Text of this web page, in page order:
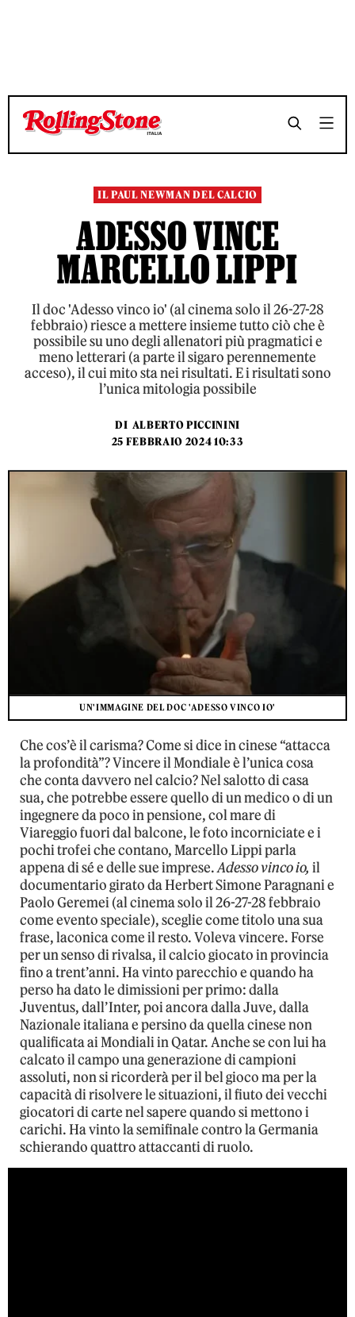
TEMPO DI LETTURA 7 MINUTI SHARE
TEMPO DI LETTURA 7 MINUTI SHARE
IL PAUL NEWMAN DEL CALCIO
ADESSO VINCE
MARCELLO LIPPI
Il doc 'Adesso vinco io' (al cinema solo il 26-27-28
febbraio) riesce a mettere insieme tutto ciò che è
possibile su uno degli allenatori più pragmatici e
meno letterari (a parte il sigaro perennemente
acceso), il cui mito sta nei risultati. E i risultati sono
l’unica mitologia possibile
DI ALBERTO PICCININI
25 FEBBRAIO 2024 10:33
UN'IMMAGINE DEL DOC 'ADESSO VINCO IO'
Che cos’è il carisma? Come si dice in cinese “attacca
la profondità”? Vincere il Mondiale è l’unica cosa
che conta davvero nel calcio? Nel salotto di casa
sua, che potrebbe essere quello di un medico o di un
ingegnere da poco in pensione, col mare di
Viareggio fuori dal balcone, le foto incorniciate e i
pochi trofei che contano, Marcello Lippi parla
appena di sé e delle sue imprese.Adesso vinco io, il
documentario girato da Herbert Simone Paragnani e
Paolo Geremei (al cinema solo il 26-27-28 febbraio
come evento speciale), sceglie come titolo una sua
frase, laconica come il resto. Voleva vincere. Forse
per un senso di rivalsa, il calcio giocato in provincia
fino a trent’anni. Ha vinto parecchio e quando ha
perso ha dato le dimissioni per primo: dalla
Juventus, dall’Inter, poi ancora dalla Juve, dalla
Nazionale italiana e persino da quella cinese non
qualificata ai Mondiali in Qatar. Anche se con lui ha
calcato il campo una generazione di campioni
assoluti, non si ricorderà per il bel gioco ma per la
capacità di risolvere le situazioni, il fiuto dei vecchi
giocatori di carte nel sapere quando si mettono i
carichi. Ha vinto la semifinale contro la Germania
schierando quattro attaccanti di ruolo.